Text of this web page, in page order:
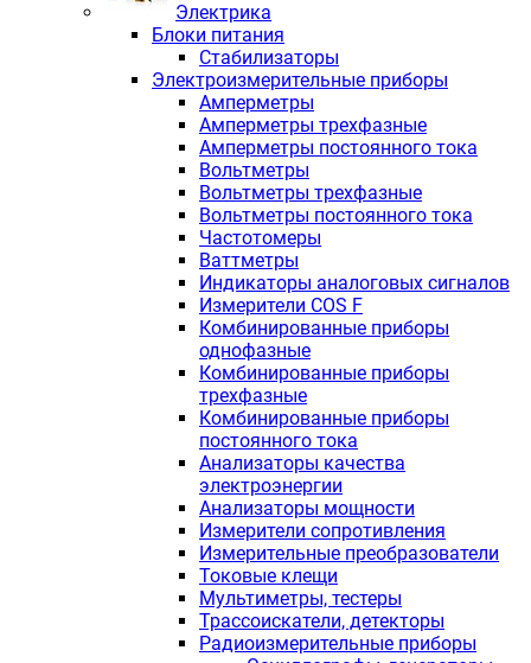
Электрика
Блоки питания
Стабилизаторы
Электроизмерительные приборы
Амперметры
Амперметры трехфазные
Амперметры постоянного тока
Вольтметры
Вольтметры трехфазные
Вольтметры постоянного тока
Частотомеры
Ваттметры
Индикаторы аналоговых сигналов
Измерители COS F
Комбинированные приборы
однофазные
Комбинированные приборы
трехфазные
Комбинированные приборы
постоянного тока
Анализаторы качества
электроэнергии
Анализаторы мощности
Измерители сопротивления
Измерительные преобразователи
Токовые клещи
Мультиметры, тестеры
Трассоискатели, детекторы
Радиоизмерительные приборы